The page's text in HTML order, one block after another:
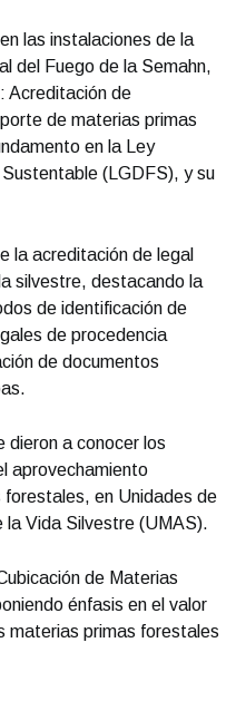
las instalaciones de la
del Fuego de la Semahn,
Acreditación de
de materias primas
en la Ley
(LGDFS), y su
la acreditación de legal
silvestre, destacando la
de identificación de
de procedencia
de documentos
dieron a conocer los
aprovechamiento
en Unidades de
la Vida Silvestre (UMAS).
de Materias
énfasis en el valor
materias primas forestales